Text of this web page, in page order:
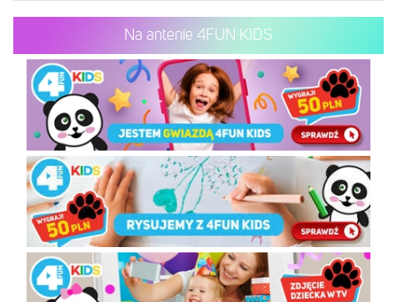
Na antenie 4FUN KIDS